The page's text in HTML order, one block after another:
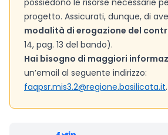
possiedono le risorse necessarie
progetto. Assicurati, dunque, di
modalità di erogazione del
14, pag. 13 del bando).
Hai bisogno di maggiori
un’email al seguente indirizzo:
faqpsr.mis3.2@regione.basilicata.it.